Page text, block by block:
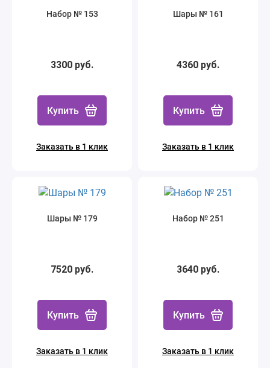
Набор № 153
3300 руб.
Купить
Заказать в 1 клик
Шары № 161
4360 руб.
Купить
Заказать в 1 клик
Шары № 179
7520 руб.
Купить
Заказать в 1 клик
Набор № 251
3640 руб.
Купить
Заказать в 1 клик